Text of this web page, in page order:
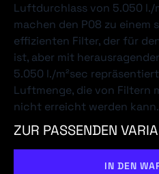
Luftdurchlass von 5.050 l./
machen den P08 zu einem
effizienten Filter, der für
ist, aber mit
5.050 l./m²sec
Luftmenge, die von Filtern
nicht erreicht werden kann.
ZUR PASSENDEN
IN DEN